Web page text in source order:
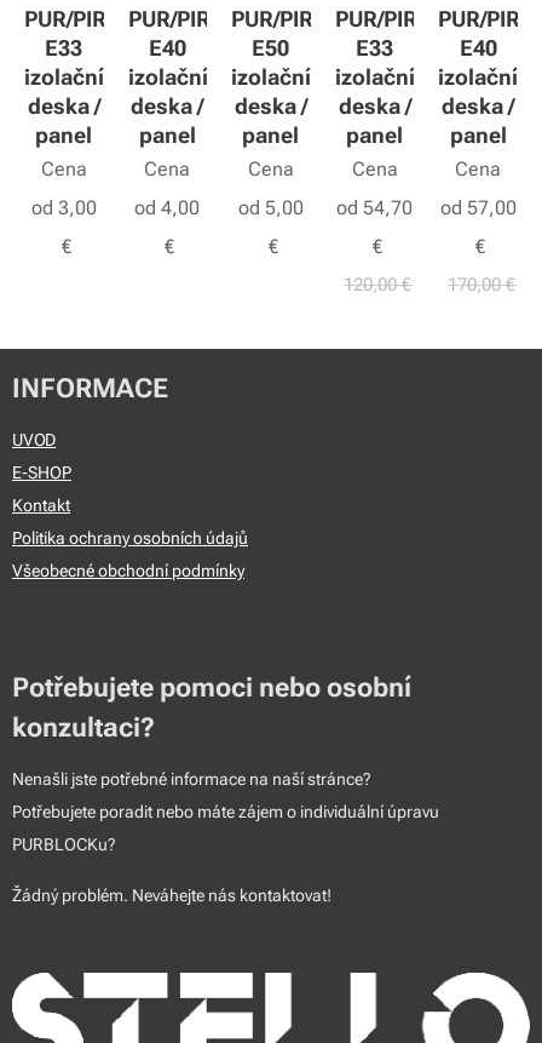
PUR/PIR
E33
izolační
deska /
panel
Cena
od 3,00
€
PUR/PIR
E40
izolační
deska /
panel
Cena
od4,00
€
PUR/PIR
E50
izolační
deska /
panel
Cena
od 5,00
€
PUR/PIR
E33
izolační
deska /
panel
Cena
od 54,70
€
120,00€
PUR/PIR
E40
izolační
deska /
panel
Cena
od 57,00
€
170,00€
INFORMACE
UVOD
E-SHOP
Kontakt
Politika ochrany osobních údajů
Všeobecné obchodní podmínky
Potřebujete pomoci nebo osobní
konzultaci?
Nenašli jste potřebné informace na naší stránce?
Potřebujete poradit nebo máte zájem o individuální úpravu
PURBLOCKu?
Žádný problém. Neváhejte nás kontaktovat!